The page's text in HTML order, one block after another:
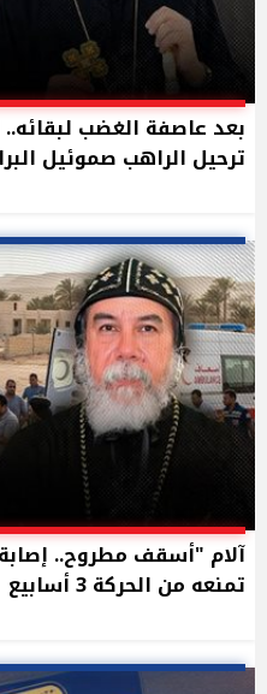
بعد عاصفة الغضب لبقائه..
ترحيل الراهب صموئيل
آلام "أسقف مطروح..
تمنعه من الحركة 3 أسابيع